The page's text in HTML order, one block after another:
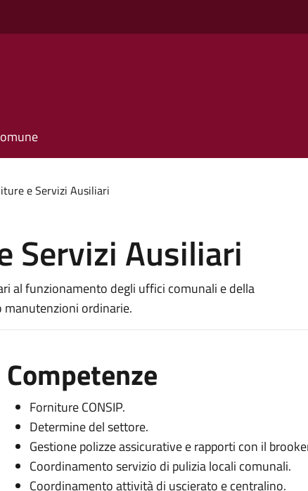
e Servizi Ausiliari
Servizi Ausiliari
al funzionamento degli uffici comunali e della
manutenzioni ordinarie.
Competenze
Forniture CONSIP.
Determine del settore.
Gestione polizze assicurative e rapporti con il
Coordinamento servizio di pulizia locali comunali.
Coordinamento attività di uscierato e centralino.